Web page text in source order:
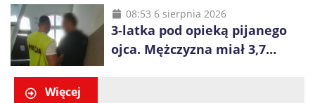
do aresztu
08:53 6 sierpnia 2026
3-latka pod opieką pijanego
ojca. Mężczyzna miał 3,7
Więcej